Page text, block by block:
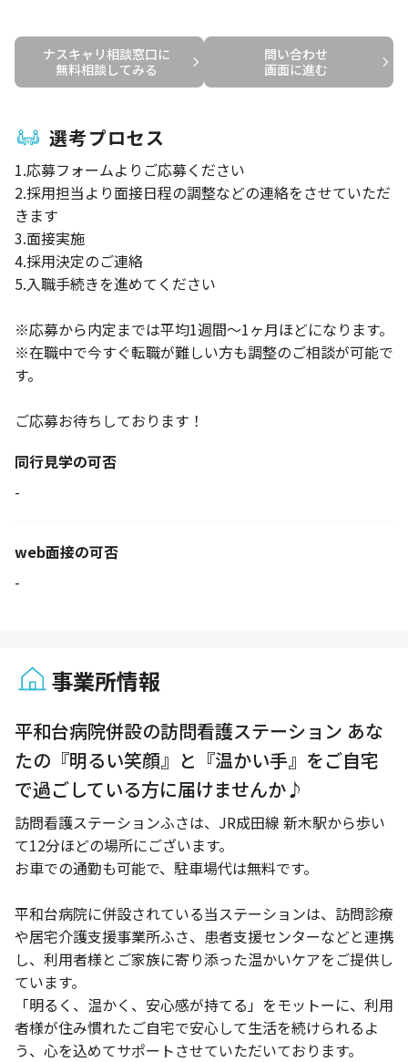
ナスキャリ相談窓口に
無料相談してみる
問い合わせ
画面に進む
選考プロセス
1.応募フォームよりご応募ください
2.採用担当より面接日程の調整などの連絡をさせていただ
きます
3.面接実施
4.採用決定のご連絡
5.入職手続きを進めてください
※応募から内定までは平均1週間～1ヶ月ほどになります。
※在職中で今すぐ転職が難しい方も調整のご相談が可能で
す。
ご応募お待ちしております！
同行見学の可否
-
web面接の可否
-
事業所情報
平和台病院併設の訪問看護ステーション あな
たの『明るい笑顔』と『温かい手』をご自宅
で過ごしている方に届けませんか♪
訪問看護ステーションふさは、JR成田線 新木駅から歩い
て12分ほどの場所にございます。
お車での通勤も可能で、駐車場代は無料です。
平和台病院に併設されている当ステーションは、訪問診療
や居宅介護支援事業所ふさ、患者支援センターなどと連携
し、利用者様とご家族に寄り添った温かいケアをご提供し
ています。
「明るく、温かく、安心感が持てる」をモットーに、利用
者様が住み慣れたご自宅で安心して生活を続けられるよ
う、心を込めてサポートさせていただいております。